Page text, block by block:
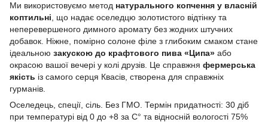
Ми використовуємо метод натурального копчення у власній
коптильні , що надає оселедцю золотистого відтінку та
неперевершеного димного аромату без жодних штучних
добавок. Ніжне, помірно солоне філе з глибоким смаком стане
ідеальною закускою до крафтового пива «Ципа» або
окрасою вашої вечері у колі друзів. Це справжня фермерська
якість із самого серця Квасів, створена для справжніх
гурманів.
Оселедець, спеції, сіль. Без ГМО. Термін придатності: 30 діб
при температурі від 0 до +8 за С° та відносній вологості 75%